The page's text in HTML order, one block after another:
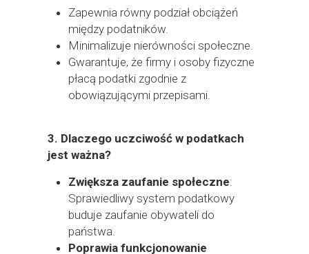
Zapewnia równy podział obciążeń
między podatników.
Minimalizuje nierówności społeczne.
Gwarantuje, że firmy i osoby fizyczne
płacą podatki zgodnie z
obowiązującymi przepisami.
3. Dlaczego uczciwość w podatkach
jest ważna?
Zwiększa zaufanie społeczne:
Sprawiedliwy system podatkowy
buduje zaufanie obywateli do
państwa.
Poprawia funkcjonowanie